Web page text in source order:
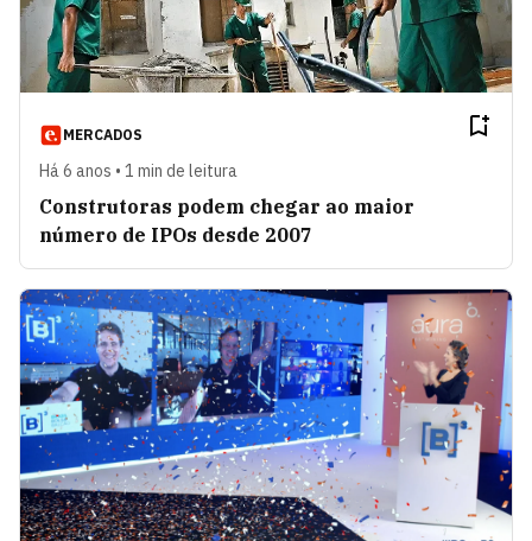
MERCADOS
Há 6 anos • 1 min de leitura
Construtoras podem chegar ao maior
número de IPOs desde 2007